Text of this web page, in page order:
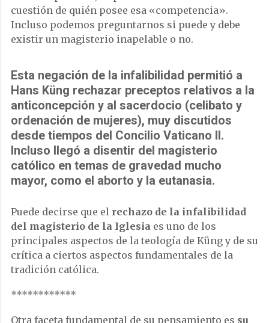
cuestión de quién posee esa «competencia».
Incluso podemos preguntarnos si puede y debe
existir un magisterio inapelable o no.
Esta negación de la infalibilidad permitió a
Hans Küng rechazar preceptos relativos a la
anticoncepción y al sacerdocio (celibato y
ordenación de mujeres), muy discutidos
desde tiempos del Concilio Vaticano II.
Incluso llegó a disentir del magisterio
católico en temas de gravedad mucho
mayor, como el aborto y la eutanasia.
Puede decirse que el rechazo de la infalibilidad
del magisterio de la Iglesia es uno de los
principales aspectos de la teología de Küng y de su
crítica a ciertos aspectos fundamentales de la
tradición católica.
************
Otra faceta fundamental de su pensamiento es su